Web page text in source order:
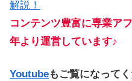
解説！
コンテンツ豊富に専業ア
年より運営しています♪
Youtubeもご覧になってく